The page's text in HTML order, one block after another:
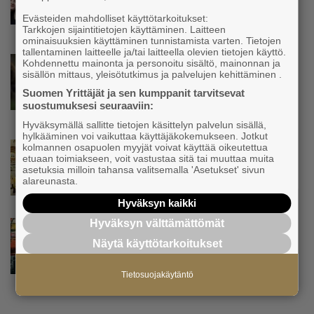
satoja yhteydenottoja
Uutinen
Koneyrittäjät: Lainsäädännössä ”villisian
mentävä porsaanreikä” – ”Rajoitusten
vahingot eivät voi jäädä vain yksittäisen
yrittäjän harteille”
Uutinen
Yrittäjien Mikael Pentikäiseltä YEL-varoitus
hallitukselle: ”Voi tulla ikävä yllätys”
Uutinen
Matti Korvela on yrittäjänä harvinaisuus:
”Asiakkainani on eturivin muusikoita niin
Euroopasta kuin Yhdysvalloistakin”
Evästeiden mahdolliset käyttötarkoitukset:
Tarkkojen sijaintitietojen käyttäminen. Laitteen
ominaisuuksien käyttäminen tunnistamista varten. Tietojen
tallentaminen laitteelle ja/tai laitteella olevien tietojen käyttö.
Kohdennettu mainonta ja personoitu sisältö, mainonnan ja
sisällön mittaus, yleisötutkimus ja palvelujen kehittäminen .
Suomen Yrittäjät ja sen kumppanit tarvitsevat
suostumuksesi seuraaviin:
Hyväksymällä sallitte tietojen käsittelyn palvelun sisällä,
hylkääminen voi vaikuttaa käyttäjäkokemukseen. Jotkut
kolmannen osapuolen myyjät voivat käyttää oikeutettua
etuaan toimiakseen, voit vastustaa sitä tai muuttaa muita
asetuksia milloin tahansa valitsemalla 'Asetukset' sivun
alareunasta.
Hyväksyn kaikki
Hyväksyn välttämättömät
Näytä käyttötarkoitukset
Tietosuojakäytäntö